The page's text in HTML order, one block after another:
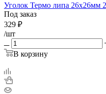
Уголок Термо липа 26х26мм
Под заказ
329 ₽
/шт
В корзину